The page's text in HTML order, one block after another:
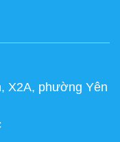
X2A, phường Yên